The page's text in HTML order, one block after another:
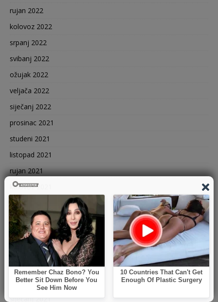
rujan 2022
kolovoz 2022
srpanj 2022
svibanj 2022
ožujak 2022
veljača 2022
siječanj 2022
prosinac 2021
studeni 2021
listopad 2021
rujan 2021
kolovoz 2021
srpanj 2021
lipanj 2021
svibanj 2021
travanj 2021
ožujak 2021
veljača 2021
siječanj 2021